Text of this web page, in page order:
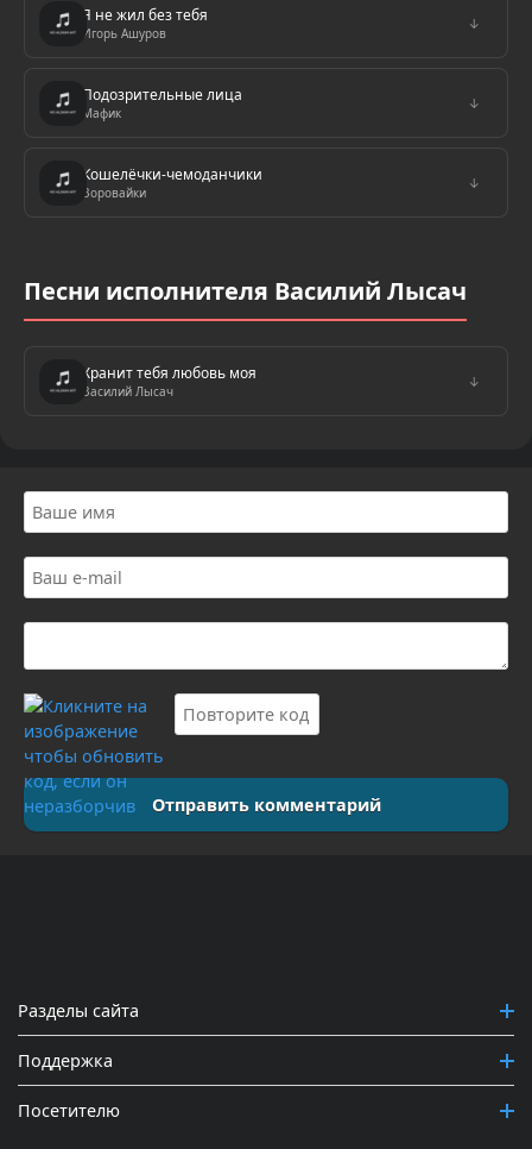
Я не жил без тебя
Игорь Ашуров
↓
Подозрительные лица
Мафик
↓
Кошелёчки-чемоданчики
Воровайки
↓
Песни исполнителя Василий Лысач
Хранит тебя любовь моя
Василий Лысач
↓
Отправить комментарий
Разделы сайта
Поддержка
Посетителю